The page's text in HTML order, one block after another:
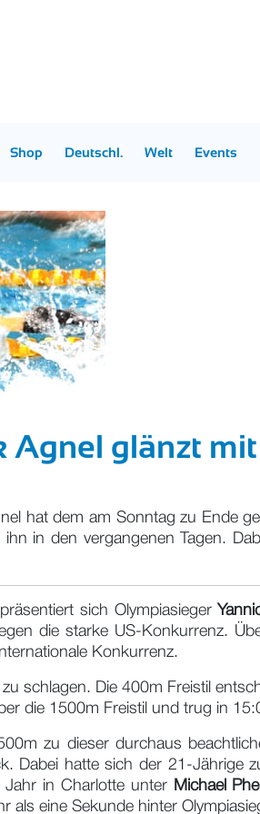
Shop Deutschl. Welt Events
Agnel glänzt
hat dem am Sonntag zu Ende
ihn in den vergangenen Tagen.
sich Olympiasieger
die starke US-Konkurrenz.
Konkurrenz.
schlagen. Die 400m Freistil
die 1500m Freistil und trug in
zu dieser durchaus
Dabei hatte sich der 21-Jährige
in Charlotte unter
Michael
als eine Sekunde hinter